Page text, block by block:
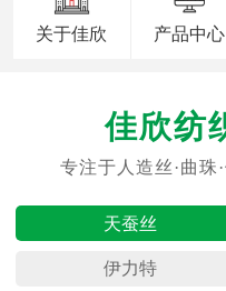
关于佳欣 产品中心
天蚕丝
伊力特